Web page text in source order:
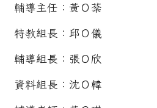
輔導主任：黃Ｏ棻
特教組長：邱Ｏ儀
輔導組長：張Ｏ欣
資料組長：沈Ｏ韓